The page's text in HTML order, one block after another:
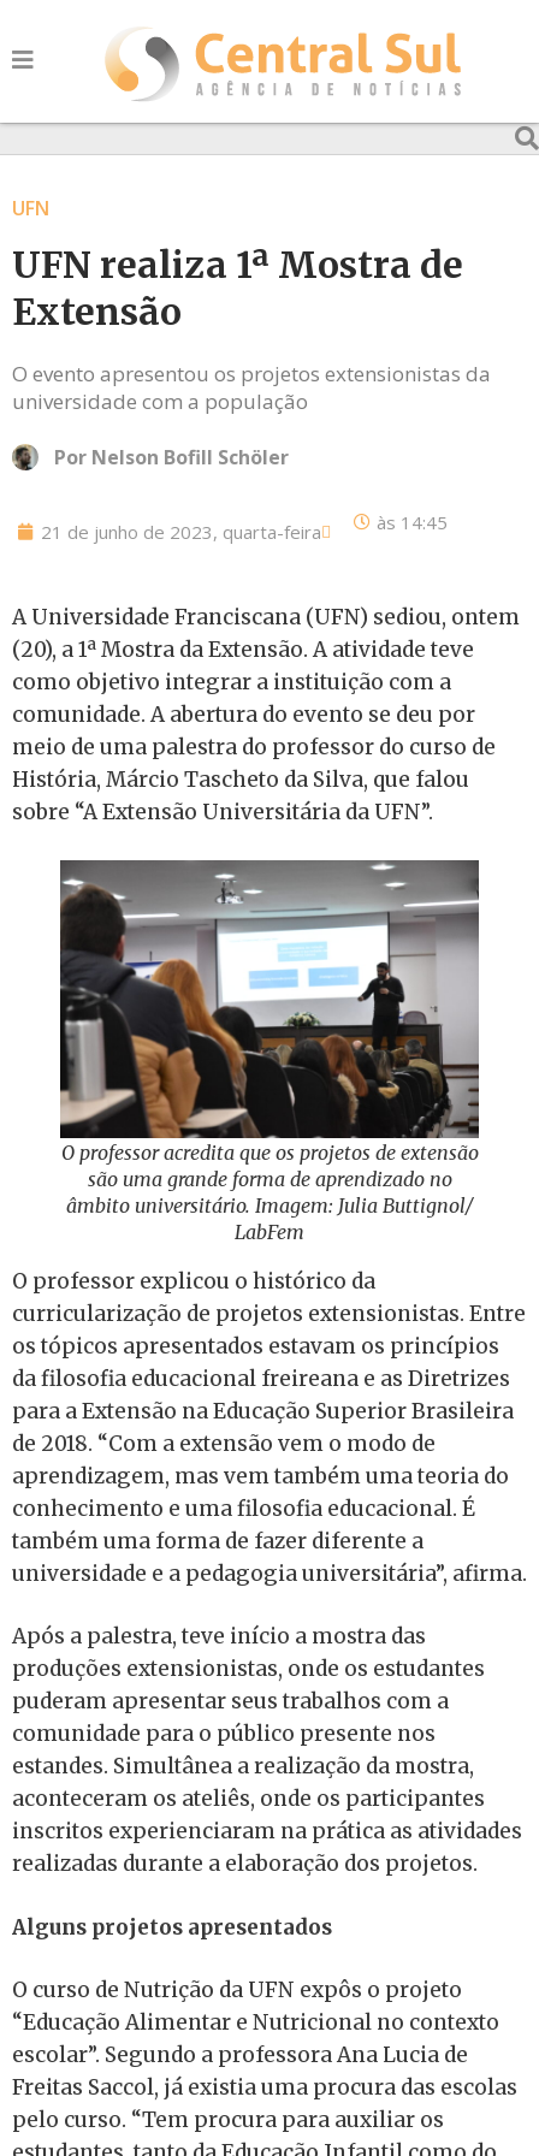
UFN
UFN realiza 1ª Mostra de
Extensão
O evento apresentou os projetos extensionistas da
universidade com a população
Por Nelson Bofill Schöler
21 de junho de 2023, quarta-feira às 14:45
A Universidade Franciscana (UFN) sediou, ontem
(20), a 1ª Mostra da Extensão. A atividade teve
como objetivo integrar a instituição com a
comunidade. A abertura do evento se deu por
meio de uma palestra do professor do curso de
História, Márcio Tascheto da Silva, que falou
sobre “A Extensão Universitária da UFN”.
O professor acredita que os projetos de extensão
são uma grande forma de aprendizado no
âmbito universitário. Imagem: Julia Buttignol/
LabFem
O professor explicou o histórico da
curricularização de projetos extensionistas. Entre
os tópicos apresentados estavam os princípios
da filosofia educacional freireana e as Diretrizes
para a Extensão na Educação Superior Brasileira
de 2018. “Com a extensão vem o modo de
aprendizagem, mas vem também uma teoria do
conhecimento e uma filosofia educacional. É
também uma forma de fazer diferente a
universidade e a pedagogia universitária”, afirma.
Após a palestra, teve início a mostra das
produções extensionistas, onde os estudantes
puderam apresentar seus trabalhos com a
comunidade para o público presente nos
estandes. Simultânea a realização da mostra,
aconteceram os ateliês, onde os participantes
inscritos experienciaram na prática as atividades
realizadas durante a elaboração dos projetos.
Alguns projetos apresentados
O curso de Nutrição da UFN expôs o projeto
“Educação Alimentar e Nutricional no contexto
escolar”. Segundo a professora Ana Lucia de
Freitas Saccol, já existia uma procura das escolas
pelo curso. “Tem procura para auxiliar os